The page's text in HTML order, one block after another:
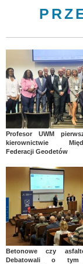
Profesor UWM
kierownictwie
Federacji Geodetów
Betonowe czy
Debatowali o tym